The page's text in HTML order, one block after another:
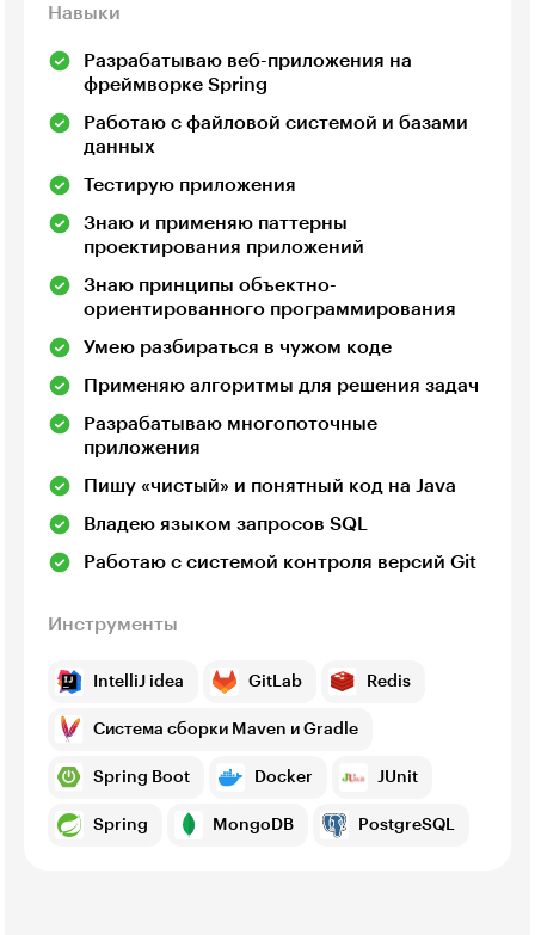
Навыки
Разрабатываю веб-приложения на
фреймворке Spring
Работаю с файловой системой и базами
данных
Тестирую приложения
Знаю и применяю паттерны
проектирования приложений
Знаю принципы объектно-
ориентированного программирования
Умею разбираться в чужом коде
Применяю алгоритмы для решения задач
Разрабатываю многопоточные
приложения
Пишу «чистый» и понятный код на Java
Владею языком запросов SQL
Работаю с системой контроля версий Git
Инструменты
IntelliJ idea GitLab Redis
Система сборки Maven и Gradle
Spring Boot Docker JUnit
Spring MongoDB PostgreSQL